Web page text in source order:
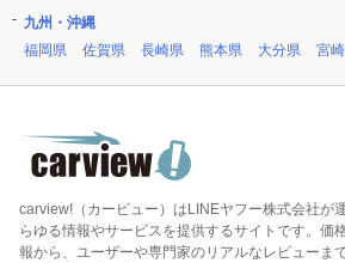
九州・沖縄
福岡県
佐賀県 長崎県 熊本県 大分県 宮
carview!（カービュー）はLINEヤフー株式会社が
らゆる情報やサービスを提供するサイトです。価
報から、ユーザーや専門家のリアルなレビューま